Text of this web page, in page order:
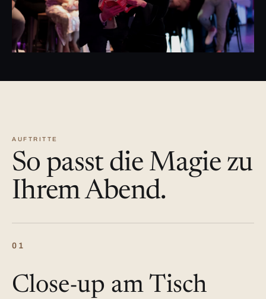
AUFTRITTE
So passt die Magie zu
Ihrem Abend.
01
Close-up am Tisch